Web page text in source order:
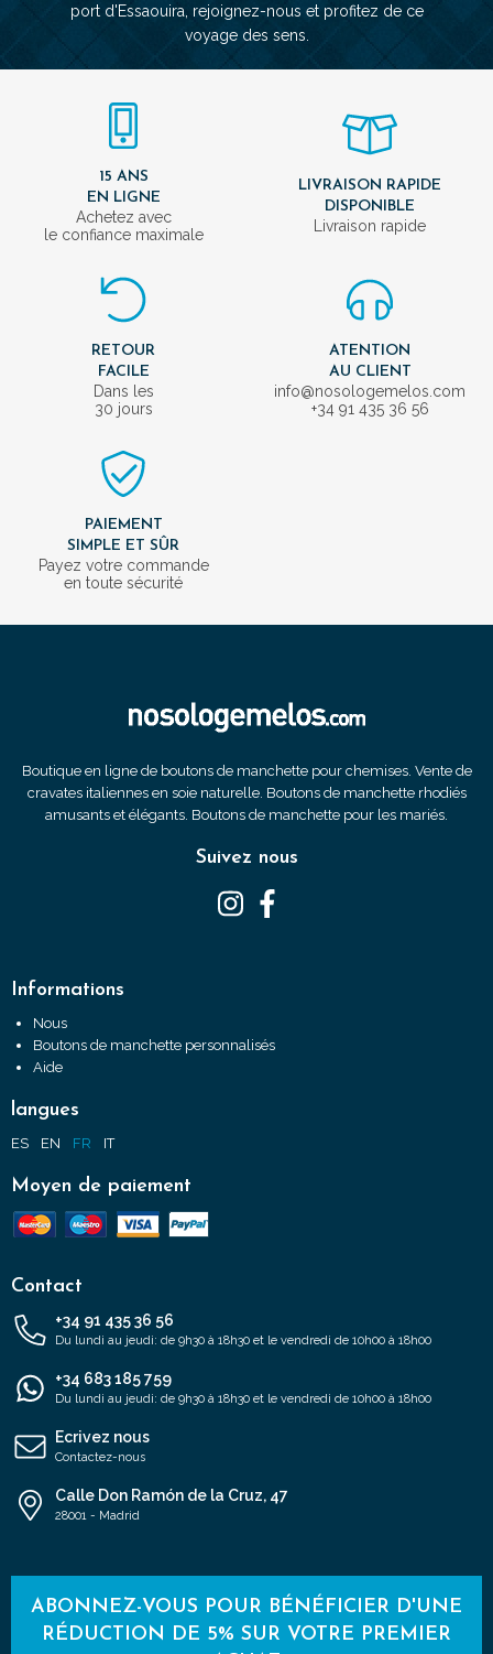
port d'Essaouira, rejoignez-nous et profitez de ce
voyage des sens.
15 ANS
EN LIGNE
Achetez avec
le confiance maximale
LIVRAISON RAPIDE
DISPONIBLE
Livraison rapide
RETOUR
FACILE
Dans les
30 jours
ATENTION
AU CLIENT
info@nosologemelos.com
+34 91 435 36 56
PAIEMENT
SIMPLE ET SÛR
Payez votre commande
en toute sécurité
Boutique en ligne de boutons de manchette pour chemises. Vente de
cravates italiennes en soie naturelle. Boutons de manchette rhodiés
amusants et élégants. Boutons de manchette pour les mariés.
Suivez nous
Informations
Nous
Boutons de manchette personnalisés
Aide
langues
ES EN FR IT
Moyen de paiement
Contact
+34 91 435 36 56
Du lundi au jeudi: de 9h30 à 18h30 et le vendredi de 10h00 à 18h00
+34 683 185 759
Du lundi au jeudi: de 9h30 à 18h30 et le vendredi de 10h00 à 18h00
Ecrivez nous
Contactez-nous
Calle Don Ramón de la Cruz, 47
28001 - Madrid
ABONNEZ-VOUS POUR BÉNÉFICIER D'UNE
RÉDUCTION DE 5% SUR VOTRE PREMIER